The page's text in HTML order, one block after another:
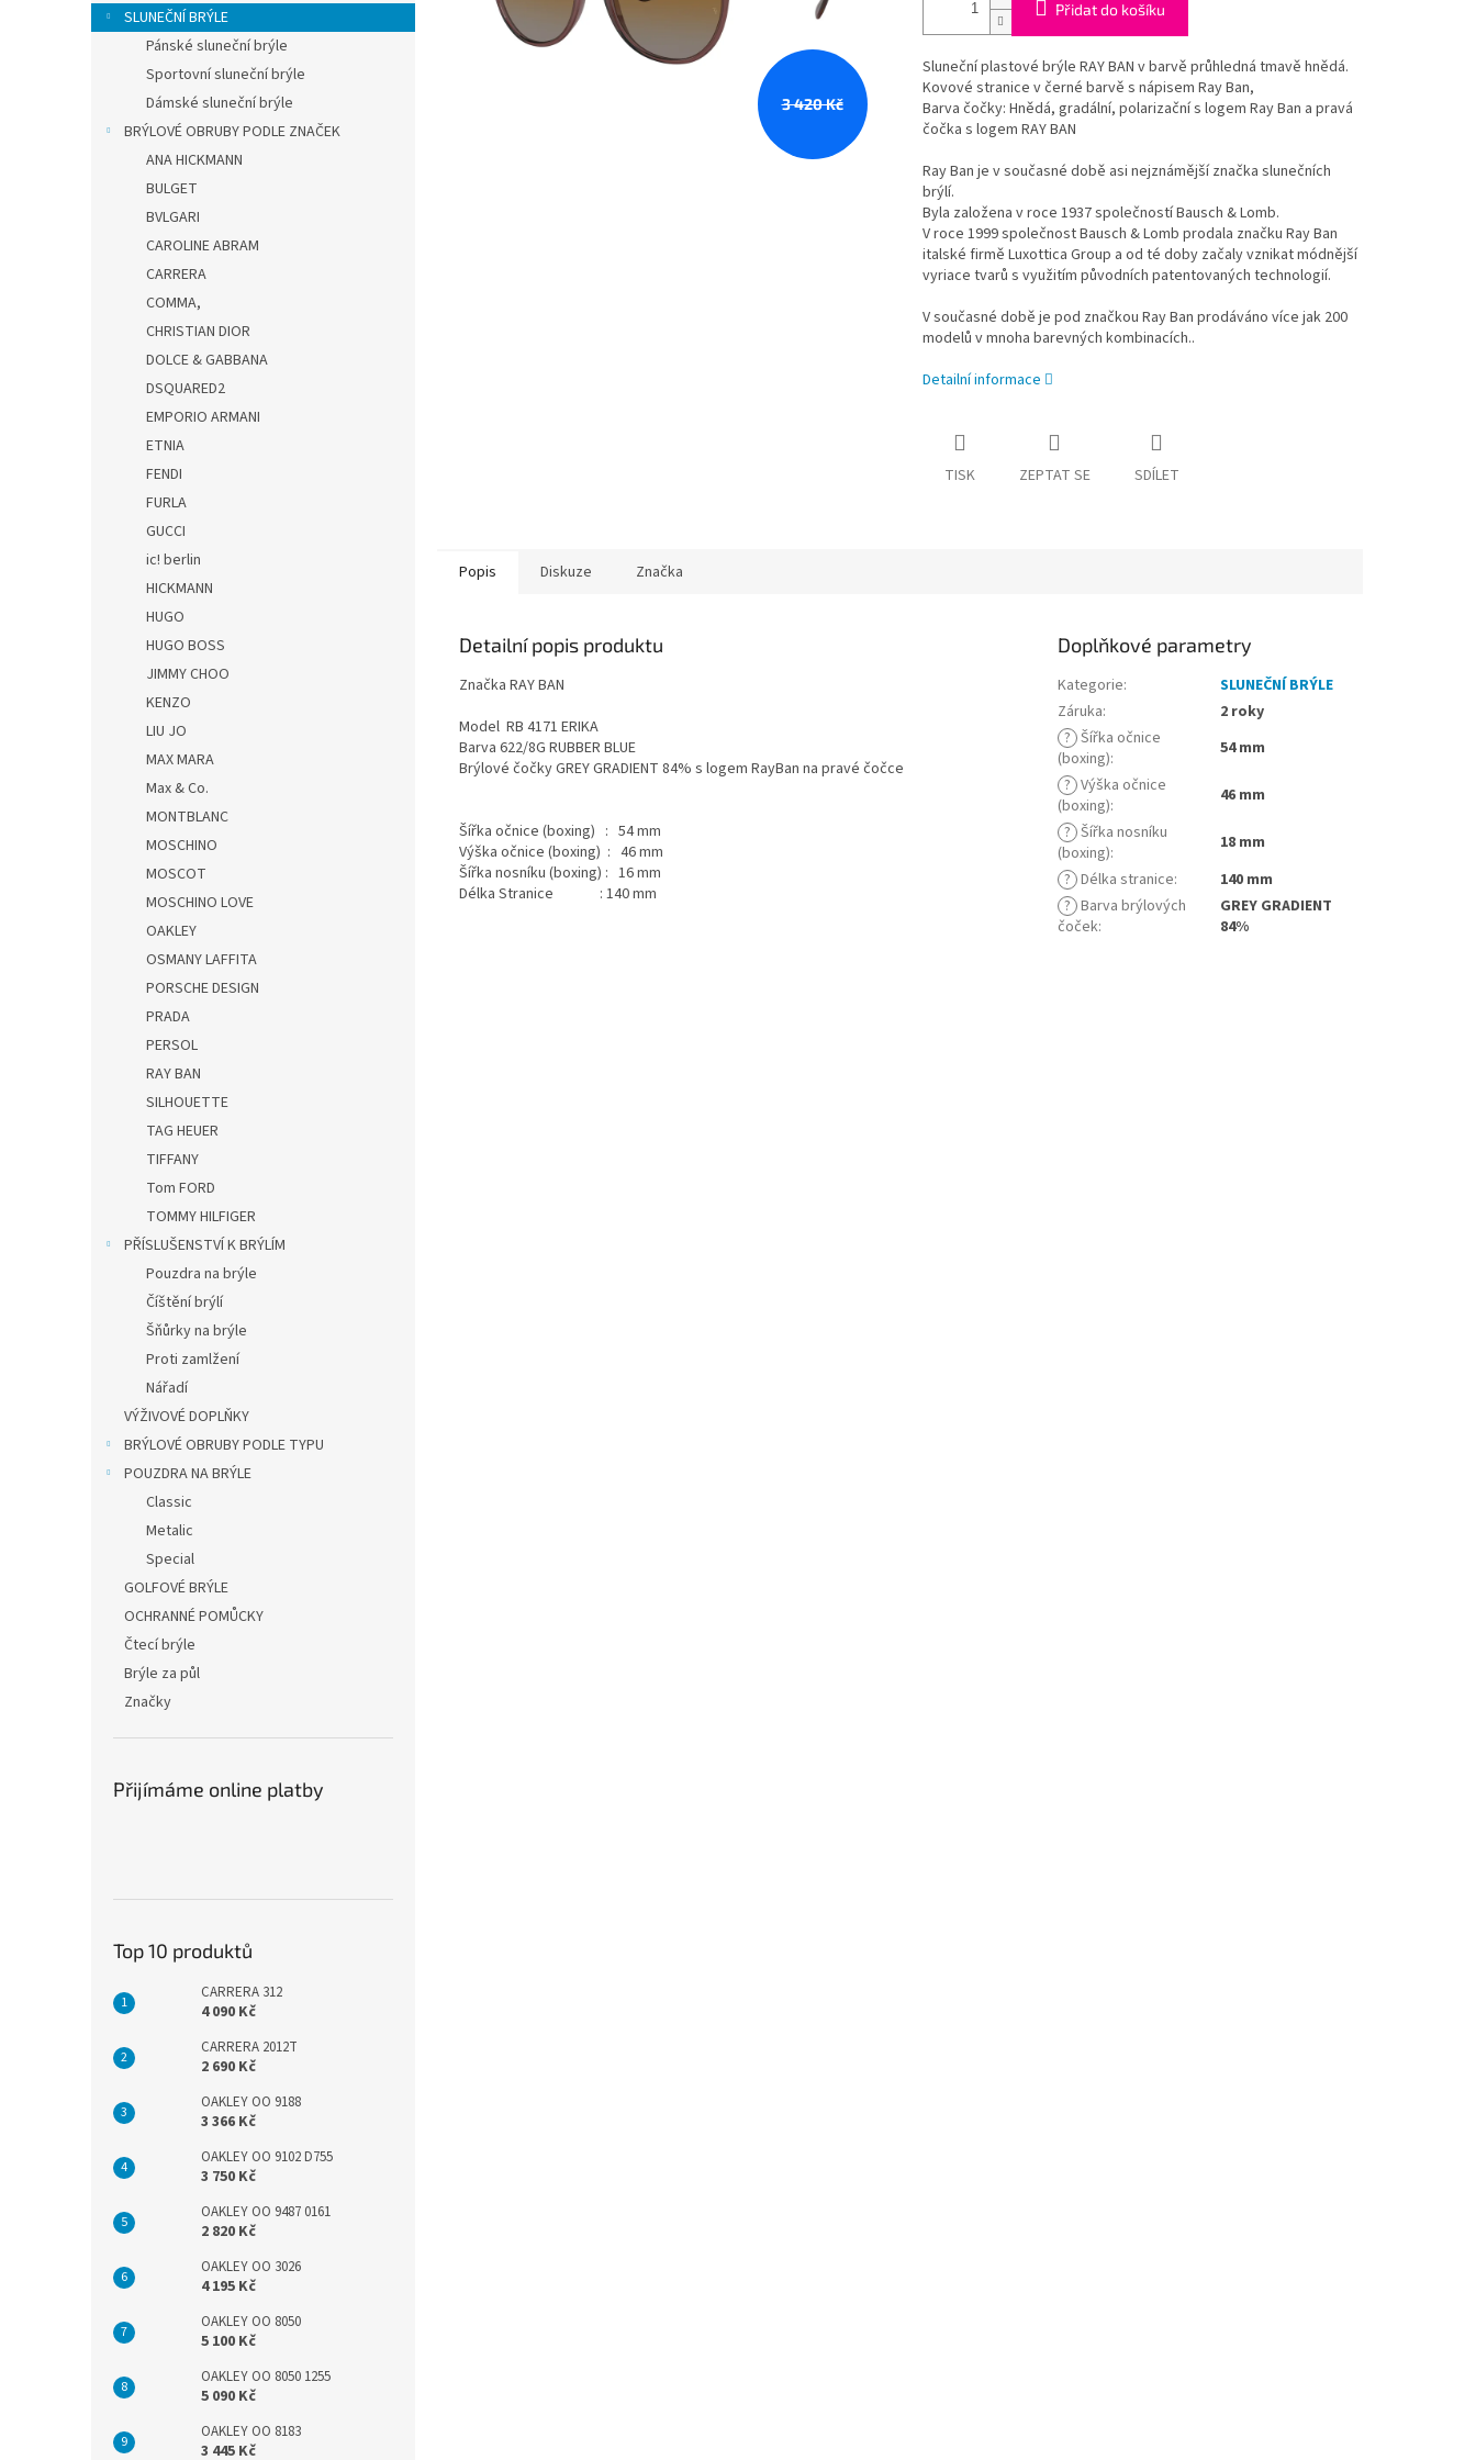
n
e
SLUNEČNÍ BRÝLE
Pánské sluneční brýle
Sportovní sluneční brýle
Dámské sluneční brýle
BRÝLOVÉ OBRUBY PODLE ZNAČEK
ANA HICKMANN
BULGET
BVLGARI
CAROLINE ABRAM
CARRERA
COMMA,
CHRISTIAN DIOR
DOLCE & GABBANA
DSQUARED2
EMPORIO ARMANI
ETNIA
FENDI
FURLA
GUCCI
ic! berlin
HICKMANN
HUGO
HUGO BOSS
JIMMY CHOO
KENZO
LIU JO
MAX MARA
Max & Co.
MONTBLANC
MOSCHINO
MOSCOT
MOSCHINO LOVE
OAKLEY
OSMANY LAFFITA
PORSCHE DESIGN
PRADA
PERSOL
RAY BAN
SILHOUETTE
TAG HEUER
TIFFANY
Tom FORD
TOMMY HILFIGER
PŘÍSLUŠENSTVÍ K BRÝLÍM
Pouzdra na brýle
Číštění brýlí
Šňůrky na brýle
Proti zamlžení
Nářadí
VÝŽIVOVÉ DOPLŇKY
BRÝLOVÉ OBRUBY PODLE TYPU
POUZDRA NA BRÝLE
Classic
Metalic
Special
GOLFOVÉ BRÝLE
OCHRANNÉ POMŮCKY
Čtecí brýle
Brýle za půl
Značky
Přijímáme online platby
Top 10 produktů
CARRERA 312
4 090 Kč
CARRERA 2012T
2 690 Kč
OAKLEY OO 9188
3 366 Kč
OAKLEY OO 9102 D755
3 750 Kč
OAKLEY OO 9487 0161
2 820 Kč
OAKLEY OO 3026
4 195 Kč
OAKLEY OO 8050
5 100 Kč
OAKLEY OO 8050 1255
5 090 Kč
OAKLEY OO 8183
3 445 Kč
3 420 Kč
Přidat do košíku
Sluneční plastové brýle RAY BAN v barvě průhledná tmavě hnědá.
Kovové stranice v černé barvě s nápisem Ray Ban,
Barva čočky: Hnědá, gradální, polarizačnís logem Ray Ban a pravá
čočka s logem RAY BAN
Ray Ban je v současné době asi nejznámější značka slunečních
brýlí.
Byla založena v roce 1937 společností Bausch & Lomb.
V roce 1999 společnost Bausch & Lomb prodala značku Ray Ban
italské firmě Luxottica Group a od té doby začaly vznikat módnější
vyriace tvarů s využitím původních patentovaných technologií.
V současné době je pod značkou Ray Ban prodáváno více jak 200
modelů v mnoha barevných kombinacích..
Detailní informace
TISK ZEPTAT SE SDÍLET
Popis Diskuze Značka
Detailní popis produktu
Značka RAY BAN
Model RB 4171 ERIKA
Barva 622/8G RUBBER BLUE
Brýlové čočky GREY GRADIENT 84% s logem RayBan na pravé čočce
Šířka očnice (boxing) : 54 mm
Výška očnice (boxing) : 46 mm
Šířka nosníku (boxing) : 16 mm
Délka Stranice : 140 mm
Doplňkové parametry
Kategorie:
SLUNEČNÍ BRÝLE
Záruka:
2 roky
? Šířka očnice
(boxing):
54 mm
? Výška očnice
(boxing):
46 mm
? Šířka nosníku
(boxing):
18 mm
? Délka stranice:
140 mm
? Barva brýlových
čoček:
GREY GRADIENT
84%